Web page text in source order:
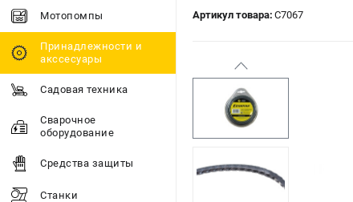
Мотопомпы
Принадлежности и
акссесуары
Садовая техника
Сварочное
оборудование
Средства защиты
Станки
Артикул товара: C7067